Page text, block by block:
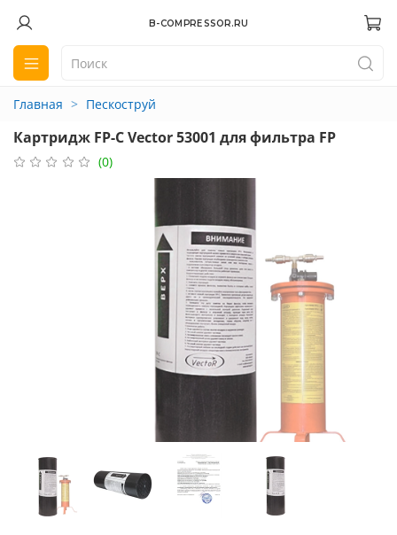
B-COMPRESSOR.RU
Главная Пескоструй
Картридж FP-C Vector 53001 для фильтра FP
(0)